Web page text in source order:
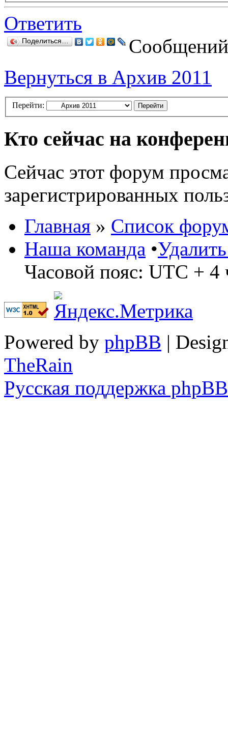
Ответить
Поделиться…
Вернуться в Архив 2011
Перейти:
Кто сейчас на
Сейчас этот форум
зарегистрированных
Главная » Список
Наша команда •
Часовой пояс: UTC + 4
Powered by phpBB |
TheRain
Русская поддержка phpBB